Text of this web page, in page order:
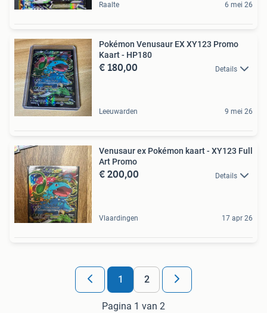
Raalte 6 mei 26
Pokémon Venusaur EX XY123 Promo
Kaart - HP180
€ 180,00 Details
Leeuwarden 9 mei 26
Venusaur ex Pokémon kaart - XY123 Full
Art Promo
€ 200,00 Details
Vlaardingen 17 apr 26
1 2
Pagina 1 van 2